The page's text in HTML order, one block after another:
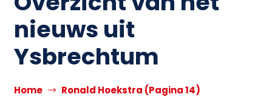
nieuws uit
Ysbrechtum
Home Ronald Hoekstra (Pagina 14)